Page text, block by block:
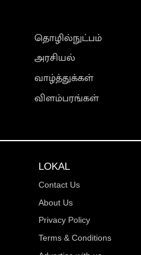
தொழில்நுட்பம்
அரசியல்
வாழ்த்துக்கள்
விளம்பரங்கள்
LOKAL
Contact Us
About Us
Privacy Policy
Terms & Conditions